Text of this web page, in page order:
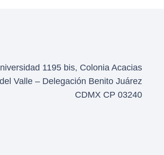
1195 bis, Colonia Acacias
del Valle – Delegación Benito Juárez
CDMX CP 03240